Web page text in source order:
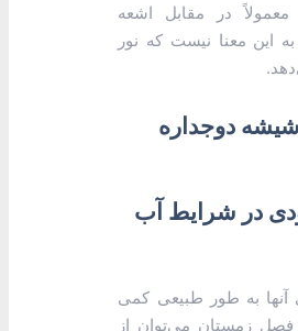
در مقابل اشعه
این معنا نیست که نور
در شرایط آب
به طور طبیعی کمی
زمستان می‌توان از